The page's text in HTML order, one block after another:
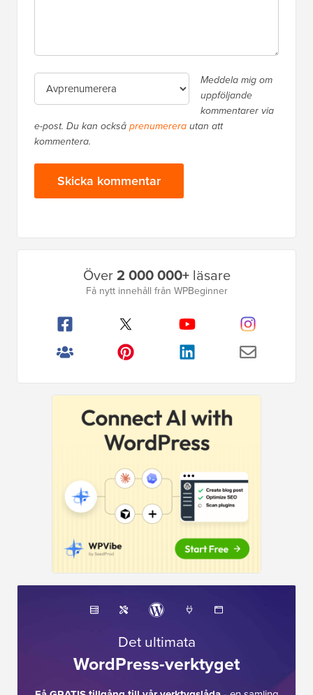
Meddela mig om
uppföljande
kommentarer via
e-post. Du kan ocksåprenumererautan att
kommentera.
Över2 000 000+läsare
Få nytt innehåll från WPBeginner
Det ultimata
WordPress-verktyget